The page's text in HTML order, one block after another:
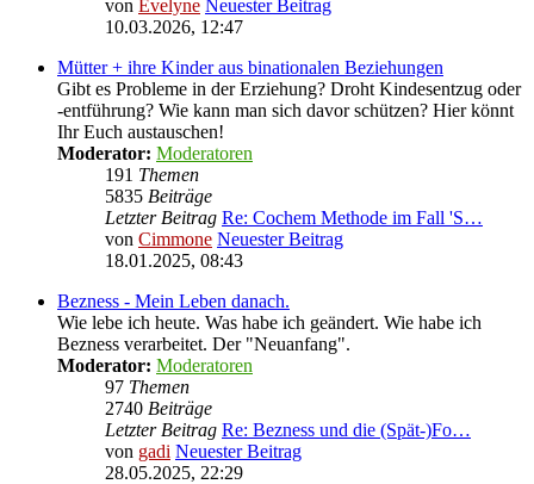
von Evelyne Neuester Beitrag
10.03.2026, 12:47
Mütter + ihre Kinder aus binationalen Beziehungen
Gibt es Probleme in der Erziehung? Droht Kindesentzug oder
-entführung? Wie kann man sich davor schützen? Hier könnt
Ihr Euch austauschen!
Moderator: Moderatoren
191 Themen
5835 Beiträge
Letzter Beitrag Re: Cochem Methode im Fall 'S…
von Cimmone Neuester Beitrag
18.01.2025, 08:43
Bezness - Mein Leben danach.
Wie lebe ich heute. Was habe ich geändert. Wie habe ich
Bezness verarbeitet. Der "Neuanfang".
Moderator: Moderatoren
97 Themen
2740 Beiträge
Letzter Beitrag Re: Bezness und die (Spät-)Fo…
von gadi Neuester Beitrag
28.05.2025, 22:29